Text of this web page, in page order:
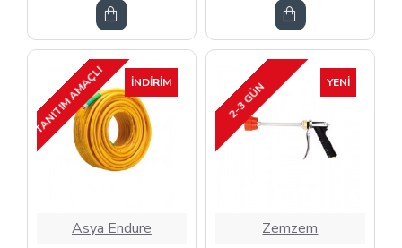
İNDIRIM
TANITIM AMAÇLI
Asya Endure
YENI
2-3 GÜN
Zemzem